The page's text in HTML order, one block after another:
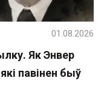
Як Энвер
павінен быў
01.08.2026